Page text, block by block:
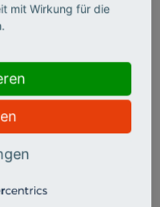
dann
wenn
mit Wirkung für die